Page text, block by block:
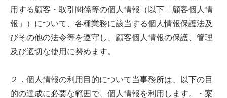
ホーム
用する顧客・取引関係等の個人情報（以下「顧客個人情
報」）について、各種業務に該当する個人情報保護法及
びその他の法令等を遵守し、顧客個人情報の保護、管理
及び適切な使用に努めます。
２．個人情報の利用目的について当事務所は、以下の目
的の達成に必要な範囲で、個人情報を利用します。・案